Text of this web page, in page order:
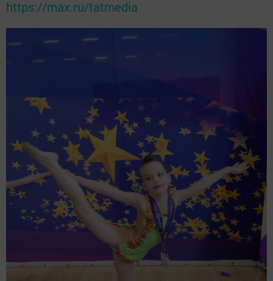
https://max.ru/tatmedia